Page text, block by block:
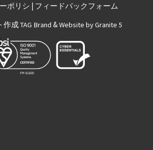
ポリシ | フィードバックフォーム
作成TAG Brand &Website by Granite 5